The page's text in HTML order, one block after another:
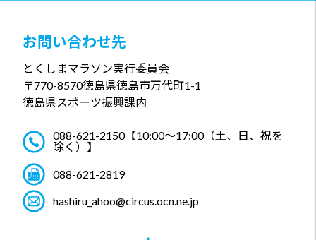
お問い合わせ先
とくしまマラソン実行委員会
〒770-8570徳島県徳島市万代町1-1
徳島県スポーツ振興課内
088-621-2150【10:00～17:00（土、日、祝を
除く）】
088-621-2819
hashiru_ahoo@circus.ocn.ne.jp